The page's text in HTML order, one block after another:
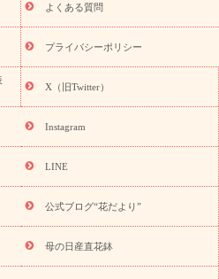
プレゼント特集
敬老の日 花のおすすめランキング
敬
ゼント特集
敬老の日 花とセットギ
日の花 全てのギフト一覧
キャン
ディアンズ』コラボキャンペーン
ャンペーン
誕生日の花を探す
日フラワーギフト特集
花(リンドウ)
当日配達特急便 お祝い商品一覧
退院祝い・快気祝い
のお祝いフラワー
よくある質問
プライバシーポリシー
X（旧Twitter）
Instagram
LINE
公式ブログ“花だより”
母の日産直花鉢